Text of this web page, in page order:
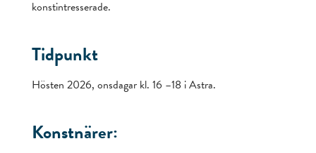
konstintresserade.
Tidpunkt
Hösten 2026, onsdagar kl. 16 –18 i Astra.
Konstnärer: